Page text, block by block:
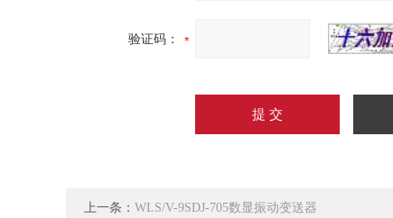
验证码：
上一条： WLS/V-9SDJ-705数显振动变送器